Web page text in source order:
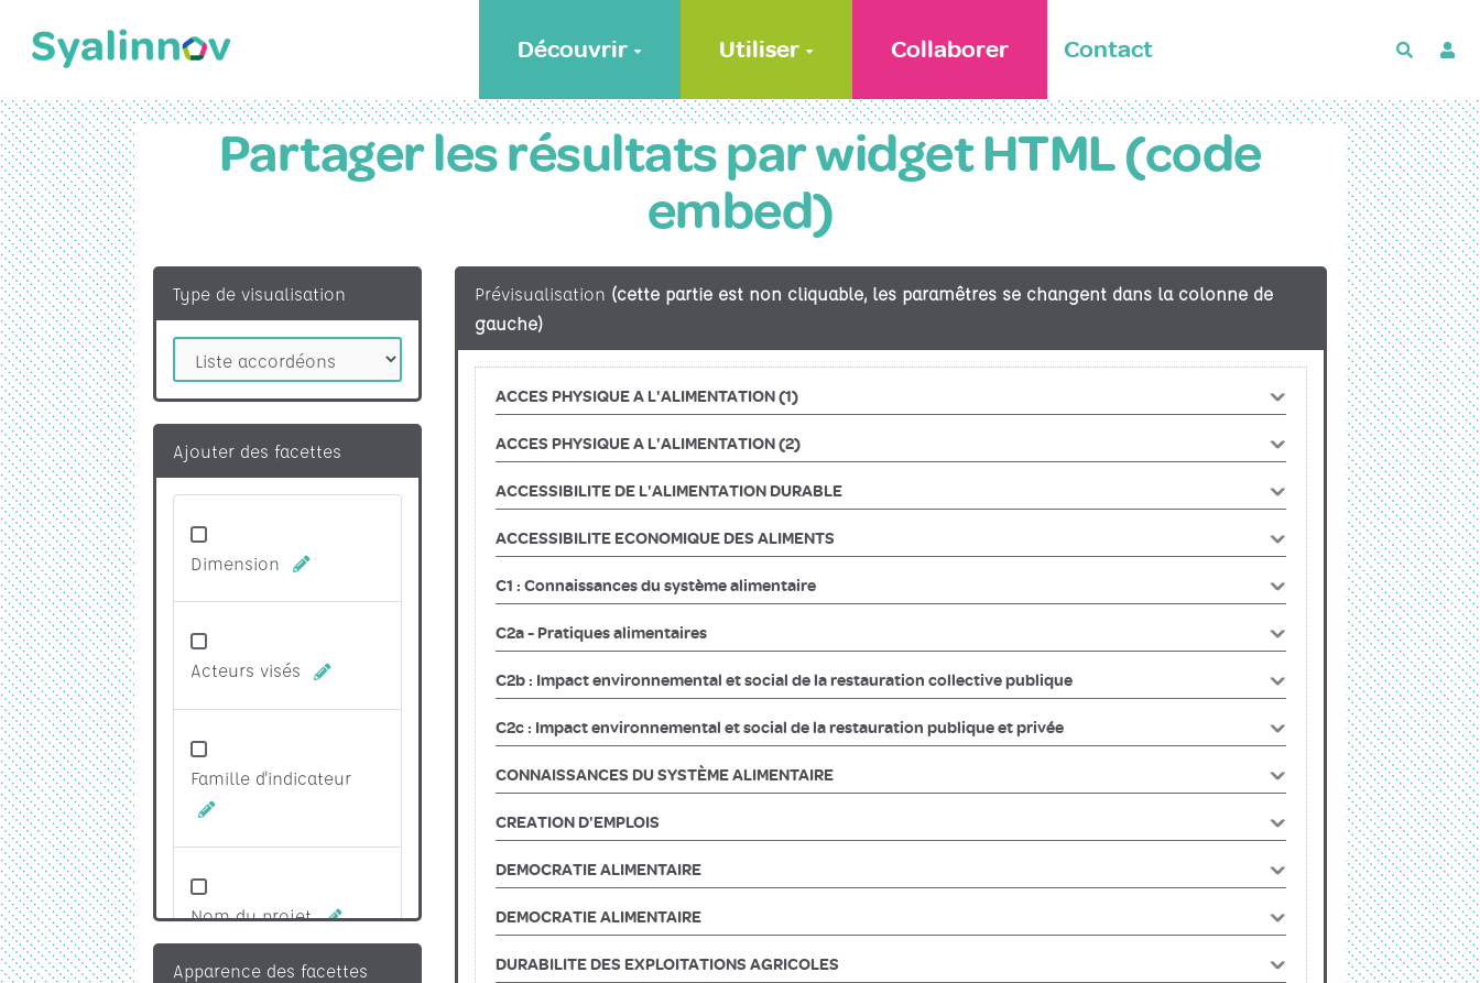
Découvrir Utiliser Collaborer Contact
Partager les résultats par widget HTML (code
embed)
Type de visualisation
Ajouter des facettes
Dimension
Acteurs visés
Famille d'indicateur
Nom du projet
Apparence des facettes
Prévisualisation (cette partie est non cliquable, les paramêtres se changent dans la colonne de
gauche)